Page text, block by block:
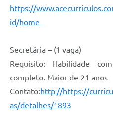
https://
id/home
Secretária – (1 vaga)
Requisito: Habilidade
completo. Maior de 21 anos
Contato:http://https://
as/detalhes/1893